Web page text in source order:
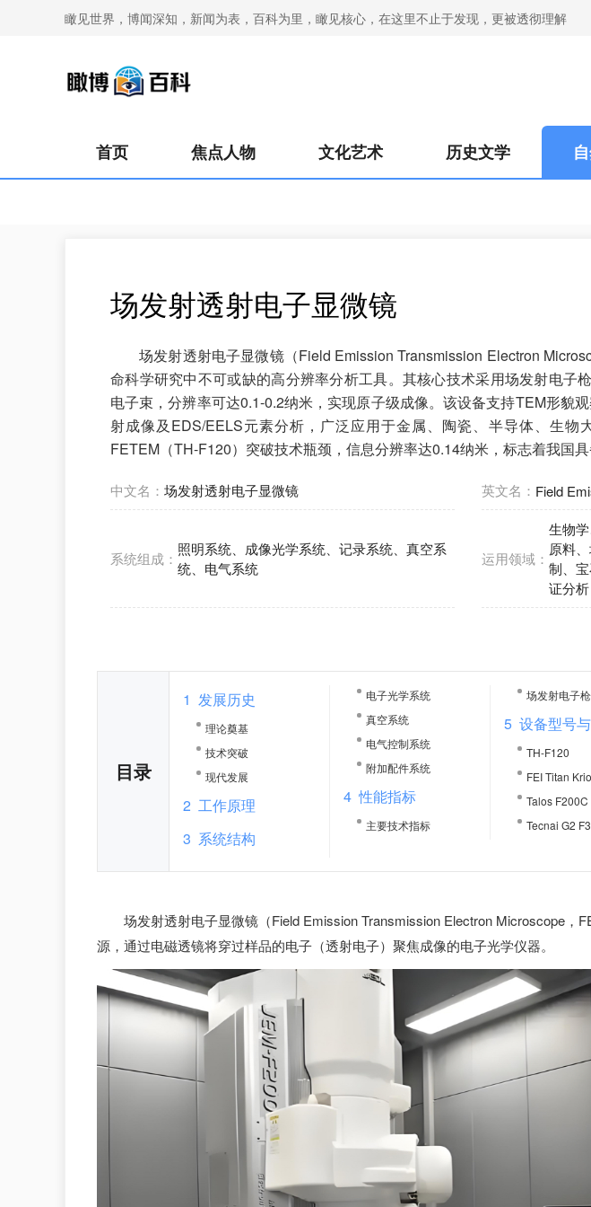
瞰见世界，博闻深知，新闻为表，百科为里，瞰见核心，在这里不止于发现，更被透彻理解
首页 焦点人物 文化艺术 历史文学
场发射透射电子显微镜
场发射透射电子显微镜（Field Emission Transmission Electron
命科学研究中不可或缺的高分辨率分析工具。其核心技术采用场发射电子
电子束，分辨率可达0.1-0.2纳米，实现原子级成像。该设备支持TEM形貌
射成像及EDS/EELS元素分析，广泛应用于金属、陶瓷、半导体、生物
FETEM（TH-F120）突破技术瓶颈，信息分辨率达0.14纳米，标志着我国具
中文名： 场发射透射电子显微镜 英文名： Field
系统组成：
照明系统、成像光学系统、记录系统、真空系
统、电气系统
运用领域：
生物
原料
制、
证分析
目录
1 发展历史
理论奠基
技术突破
现代发展
2 工作原理
3 系统结构
电子光学系统
真空系统
电气控制系统
附加配件系统
4 性能指标
主要技术指标
5 设备型号
TH-F120
FEI Titan
Talos F200C
Tecnai G2
场发射透射电子显微镜（Field Emission Transmission Electron Microscope，
源，通过电磁透镜将穿过样品的电子（透射电子）聚焦成像的电子光学仪器。